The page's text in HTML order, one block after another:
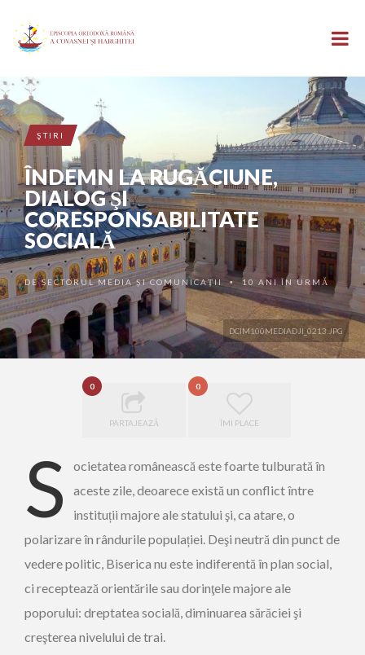
DCIM100MEDIADJI_0213.JPG
ŞTIRI
ÎNDEMN LA RUGĂCIUNE,
DIALOG ŞI
CORESPONSABILITATE
SOCIALĂ
DESECTORUL MEDIA ȘI COMUNICAȚII •10 ANI ÎN URMĂ
0
PARTAJEAZĂ
0
ÎMI PLACE
S
ocietatea românească este foarte tulburată în
aceste zile, deoarece există un conflict între
instituții majore ale statului şi, ca atare, o
polarizare în rândurile populației. Deşi neutră din punct de
vedere politic, Biserica nu este indiferentă în plan social,
ci receptează orientările sau dorinţele majore ale
poporului: dreptatea socială, diminuarea sărăciei şi
creşterea nivelului de trai.